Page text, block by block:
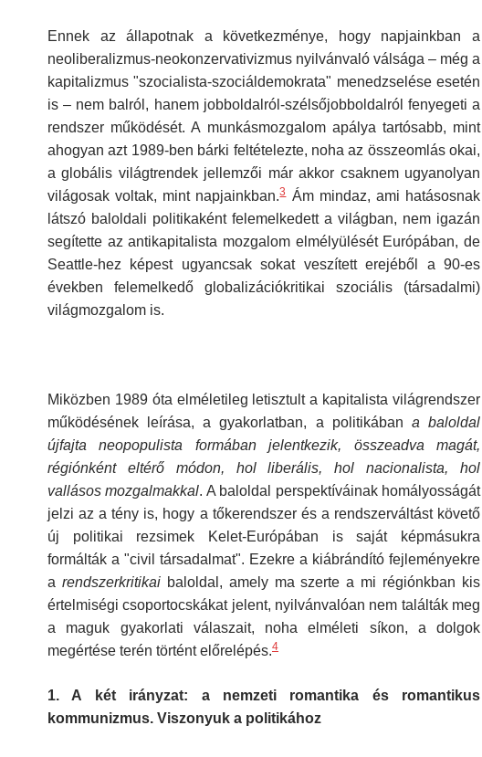
Ennek az állapotnak a következménye, hogy napjainkban a
neoliberalizmus-neokonzervativizmus nyilvánvaló válsága – még a
kapitalizmus "szocialista-szociáldemokrata" menedzselése esetén
is – nem balról, hanem jobboldalról-szélsőjobboldalról fenyegeti a
rendszer működését. A munkásmozgalom apálya tartósabb, mint
ahogyan azt 1989-ben bárki feltételezte, noha az összeomlás okai,
a globális világtrendek jellemzői már akkor csaknem ugyanolyan
világosak voltak, mint napjainkban.3 Ám mindaz, ami hatásosnak
látszó baloldali politikaként felemelkedett a világban, nem igazán
segítette az antikapitalista mozgalom elmélyülését Európában, de
Seattle-hez képest ugyancsak sokat veszített erejéből a 90-es
években felemelkedő globalizációkritikai szociális (társadalmi)
világmozgalom is.
Miközben 1989 óta elméletileg letisztult a kapitalista világrendszer
működésének leírása, a gyakorlatban, a politikában a baloldal
újfajta neopopulista formában jelentkezik, összeadva magát,
régiónként eltérő módon, hol liberális, hol nacionalista, hol
vallásos mozgalmakkal. A baloldal perspektíváinak homályosságát
jelzi az a tény is, hogy a tőkerendszer és a rendszerváltást követő
új politikai rezsimek Kelet-Európában is saját képmásukra
formálták a "civil társadalmat". Ezekre a kiábrándító fejleményekre
a rendszerkritikaibaloldal, amely ma szerte a mi régiónkban kis
értelmiségi csoportocskákat jelent, nyilvánvalóan nem találták meg
a maguk gyakorlati válaszait, noha elméleti síkon, a dolgok
megértése terén történt előrelépés.4
1. A két irányzat: a nemzeti romantika és romantikus
kommunizmus. Viszonyuk a politikához